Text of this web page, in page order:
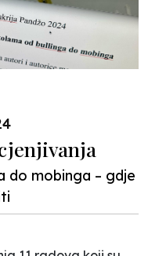
do mobinga – gdje